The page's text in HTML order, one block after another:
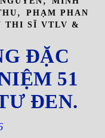
,
PHẠM PHAN
THI SĨ VTLV &
ĐẶC
51
ĐEN.